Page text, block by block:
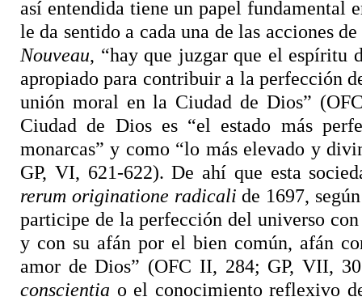
así entendida tiene un papel fundamental
le da sentido a cada una de las acciones
Nouveau, “hay que juzgar que el espíritu
apropiado para contribuir a la perfección
unión moral en la Ciudad de Dios”
Ciudad de Dios es “el estado más
monarcas” y como “lo más elevado y
GP, VI, 621-622). De ahí que esta
rerum originatione radicali de 1697,
participe de la perfección del universo
y con su afán por el bien común, afán
amor de Dios” (OFC II, 284; GP, VII,
conscientia o el conocimiento reflexivo